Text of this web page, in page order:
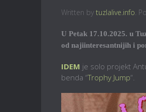
Written by tuzlalive.info.
U Petak 17.10.2025. u
od najiinteresantnijih i
IDEM je solo projekt
benda “Trophy Jump“.